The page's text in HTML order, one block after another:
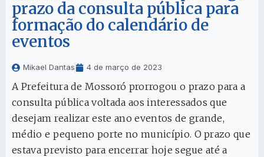
prazo da consulta pública para
formação do calendário de
eventos
Mikael Dantas 4 de março de 2023
A Prefeitura de Mossoró prorrogou o prazo para a
consulta pública voltada aos interessados que
desejam realizar este ano eventos de grande,
médio e pequeno porte no município. O prazo que
estava previsto para encerrar hoje segue até a